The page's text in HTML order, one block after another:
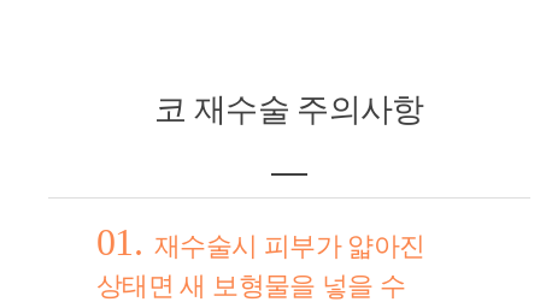
코 재수술 주의사항
01. 재수술시 피부가 얇아진
상태면 새 보형물을 넣을 수